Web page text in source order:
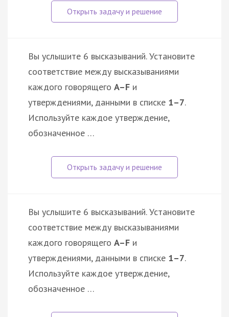
Вы услышите 6 высказываний. Установите
соответствие между высказываниями
каждого говорящего A–F и
утверждениями, данными в списке 1–7.
Используйте каждое утверждение,
обозначенное …
Вы услышите 6 высказываний. Установите
соответствие между высказываниями
каждого говорящего A–F и
утверждениями, данными в списке 1–7.
Используйте каждое утверждение,
обозначенное …